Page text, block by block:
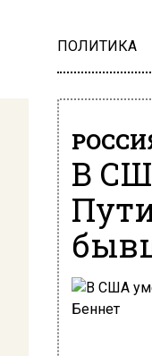
ПОЛИТИКА
В